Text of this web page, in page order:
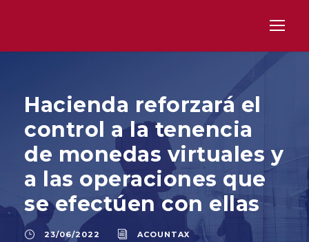
Hacienda reforzará el
control a la tenencia
de monedas virtuales y
a las operaciones que
se efectúen con ellas
23/06/2022
ACOUNTAX